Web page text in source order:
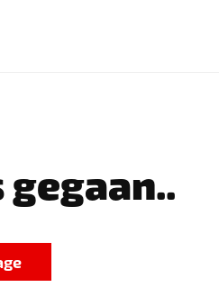
gegaan..